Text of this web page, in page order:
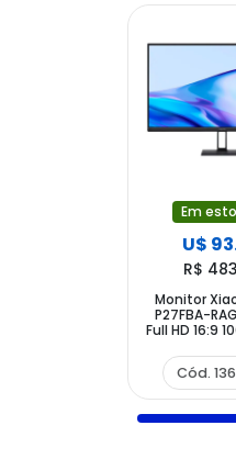
Em
U$
R$
Monitor
P27FBA-
Full HD 16:9
Cód.